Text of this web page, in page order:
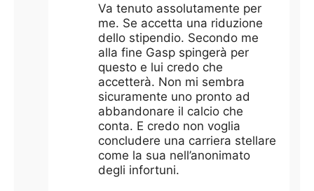
Va tenuto assolutamente per
me. Se accetta una riduzione
dello stipendio. Secondo me
alla fine Gasp spingerà per
questo e lui credo che
accetterà. Non mi sembra
sicuramente uno pronto ad
abbandonare il calcio che
conta. E credo non voglia
concludere una carriera stellare
come la sua nell’anonimato
degli infortuni.